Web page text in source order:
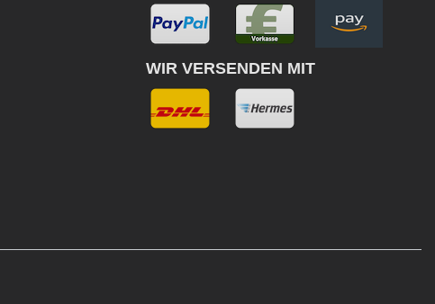
WIR VERSENDEN MIT